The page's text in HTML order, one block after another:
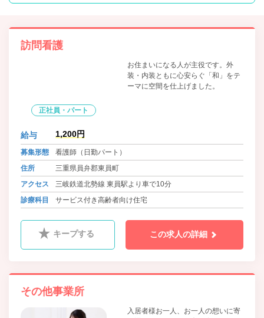
訪問看護
正社員・パート
お住まいになる人が主役です。外
装・内装ともに心安らぐ「和」をテ
ーマに空間を仕上げました。
給与 1,200円
募集形態
看護師（日勤パート）
住所
三重県員弁郡東員町
アクセス
三岐鉄道北勢線 東員駅より車で10分
診療科目
サービス付き高齢者向け住宅
キープする この求人の詳細
その他事業所
入居者様お一人、お一人の想いに寄